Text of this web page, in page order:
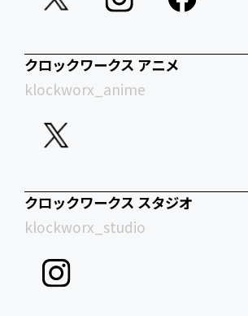
クロックワークス アニメ
klockworx_anime
クロックワークス スタジオ
klockworx_studio